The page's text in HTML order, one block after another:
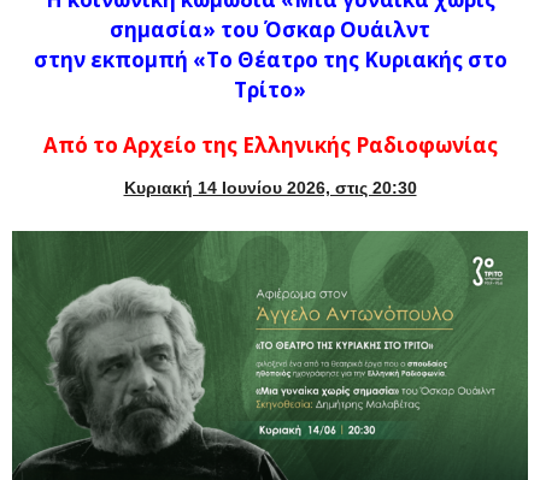
σημασία» του Όσκαρ Ουάιλντ
στην εκπομπή «Το Θέατρο της Κυριακής στο
Τρίτο»
Από το Αρχείο της Ελληνικής Ραδιοφωνίας
Κυριακή 14 Ιουνίου 2026, στις 20:30